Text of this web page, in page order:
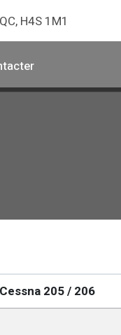
H4S 1M1
Cessna 205 / 206